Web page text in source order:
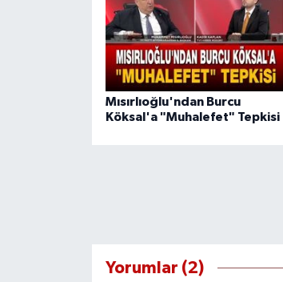
Mısırlıoğlu'ndan Burcu
Köksal'a "Muhalefet" Tepkisi
Yorumlar (2)